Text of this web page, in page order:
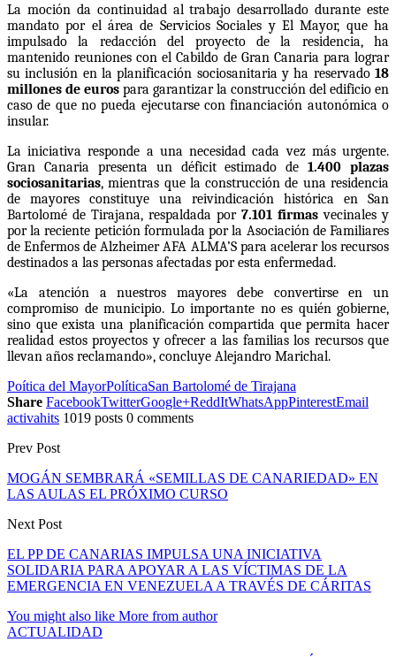
La moción da continuidad al trabajo desarrollado durante este
mandato por el área de Servicios Sociales y El Mayor, que ha
impulsado la redacción del proyecto de la residencia, ha
mantenido reuniones con el Cabildo de Gran Canaria para lograr
su inclusión en la planificación sociosanitaria y ha reservado 18
millones de euros para garantizar la construcción del edificio en
caso de que no pueda ejecutarse con financiación autonómica o
insular.
La iniciativa responde a una necesidad cada vez más urgente.
Gran Canaria presenta un déficit estimado de1.400 plazas
sociosanitarias, mientras que la construcción de una residencia
de mayores constituye una reivindicación histórica en San
Bartolomé de Tirajana, respaldada por 7.101 firmas vecinales y
por la reciente petición formulada por la Asociación de Familiares
de Enfermos de Alzheimer AFA ALMA’S para acelerar los recursos
destinados a las personas afectadas por esta enfermedad.
«La atención a nuestros mayores debe convertirse en un
compromiso de municipio. Lo importante no es quién gobierne,
sino que exista una planificación compartida que permita hacer
realidad estos proyectos y ofrecer a las familias los recursos que
llevan años reclamando», concluye Alejandro Marichal.
Poítica del MayorPolíticaSan Bartolomé de Tirajana
Share FacebookTwitterGoogle+ReddItWhatsAppPinterestEmail
activahits 1019 posts 0 comments
Prev Post
MOGÁN SEMBRARÁ «SEMILLAS DE CANARIEDAD» EN
LAS AULAS EL PRÓXIMO CURSO
Next Post
EL PP DE CANARIAS IMPULSA UNA INICIATIVA
SOLIDARIA PARA APOYAR A LAS VÍCTIMAS DE LA
EMERGENCIA EN VENEZUELA A TRAVÉS DE CÁRITAS
You might also like More from author
ACTUALIDAD